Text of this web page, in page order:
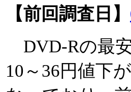
【前回調査日】
DVD-Rの最
10～36円値下